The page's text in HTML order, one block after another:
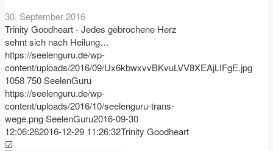
30. September 2016
Trinity Goodheart - Jedes gebrochene Herz
sehnt sich nach Heilung…
https://seelenguru.de/wp-
content/uploads/2016/09/Ux6kbwxvvBKvuLVV8XEAjLIFgE.jpg
1058750SeelenGuru
https://seelenguru.de/wp-
content/uploads/2016/10/seelenguru-trans-
wege.pngSeelenGuru2016-09-30
12:06:262016-12-29 11:26:32Trinity Goodheart
☑